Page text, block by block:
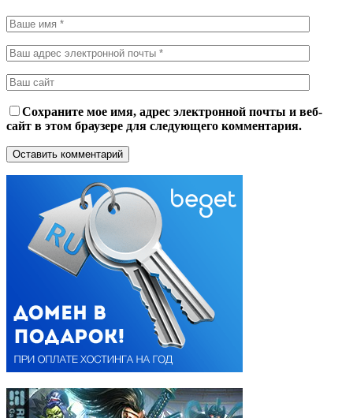
Сохраните мое имя, адрес электронной почты и веб-
сайт в этом браузере для следующего комментария.